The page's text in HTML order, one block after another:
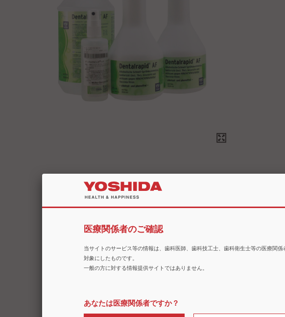
医療関係者のご確認
当サイトのサービス等の情報は、歯科医師、歯科技工士、歯科衛生士等の医療関係
対象にしたものです。
一般の方に対する情報提供サイトではありません。
あなたは医療関係者ですか？